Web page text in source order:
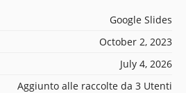
Google Slides
October 2, 2023
July 4, 2026
Aggiunto alle raccolte da 3 Utenti